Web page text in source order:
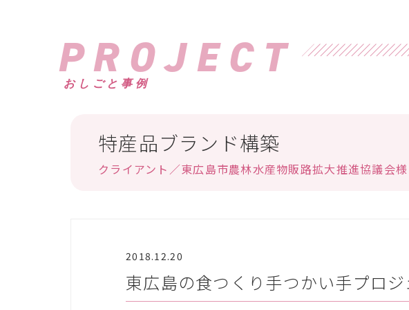
PROJECT
おしごと事例
特産品ブランド構築
クライアント／東広島市農林水産物販路拡大推進協議会様
2018.12.20
東広島の食つくり手つかい手プロ